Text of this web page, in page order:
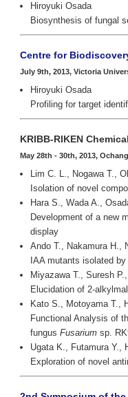
Hiroyuki Osada
Biosynthesis of fungal
Centre for
July 9th, 2013, Victoria
Hiroyuki Osada
Profiling for target
KRIBB-RIKEN
May 28th - 30th, 2013,
Lim C. L., Nogawa T.,
Isolation of novel
Hara S., Wada A.,
Development of a new
display
Ando T., Nakamura H.,
IAA mutants isolated
Miyazawa T., Suresh
Elucidation of 2-
Kato S., Motoyama T.,
Functional Analysis of
fungus Fusariumsp.
Ugata K., Futamura Y.,
Exploration of novel